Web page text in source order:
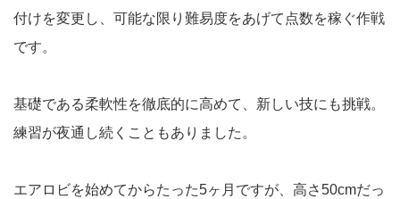
付けを変更し、可能な限り難易度をあげて点数を稼ぐ作戦
です。
基礎である柔軟性を徹底的に高めて、新しい技にも挑戦。
練習が夜通し続くこともありました。
エアロビを始めてからたった5ヶ月ですが、高さ50cmだっ